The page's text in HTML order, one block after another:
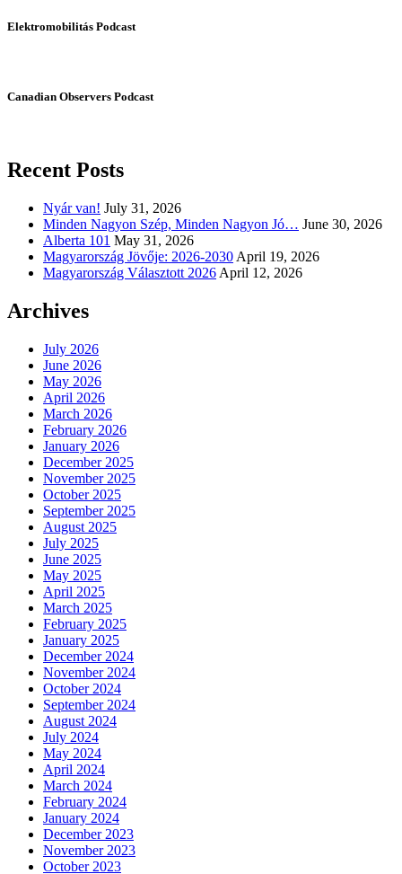
Elektromobilitás Podcast
Canadian Observers Podcast
Recent Posts
Nyár van! July 31, 2026
Minden Nagyon Szép, Minden Nagyon Jó… June 30, 2026
Alberta 101 May 31, 2026
Magyarország Jövője: 2026-2030 April 19, 2026
Magyarország Választott 2026 April 12, 2026
Archives
July 2026
June 2026
May 2026
April 2026
March 2026
February 2026
January 2026
December 2025
November 2025
October 2025
September 2025
August 2025
July 2025
June 2025
May 2025
April 2025
March 2025
February 2025
January 2025
December 2024
November 2024
October 2024
September 2024
August 2024
July 2024
May 2024
April 2024
March 2024
February 2024
January 2024
December 2023
November 2023
October 2023